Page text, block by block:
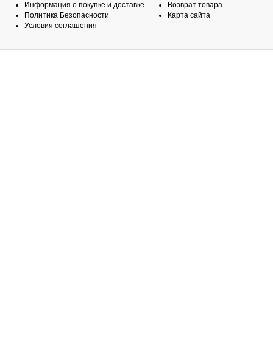
Информация о покупке и доставке
Политика Безопасности
Условия соглашения
Возврат товара
Карта сайта